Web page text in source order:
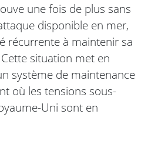
une fois de plus sans
disponible en mer,
récurrente à maintenir sa
situation met en
système de maintenance
où les tensions sous-
Uni sont en